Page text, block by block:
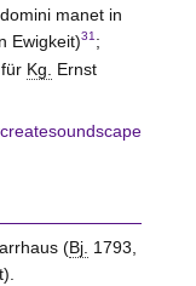
manet in
Ewigkeit)31;
Kg.
Ernst
(Bj. 1793,